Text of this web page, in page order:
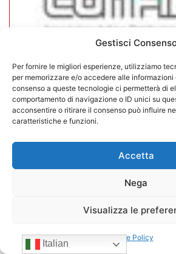
Gestisci
Per fornire le migliori esperienze, utilizziamo
per memorizzare e/o accedere alle informazioni
consenso a queste tecnologie ci permetterà di
comportamento di navigazione o ID unici su
acconsentire o ritirare il consenso può influire
caratteristiche e funzioni.
Accetta
Nega
Visualizza le
Cookie Policy
CONFIDA Servizi srl
nuovo Consiglio di
Italian